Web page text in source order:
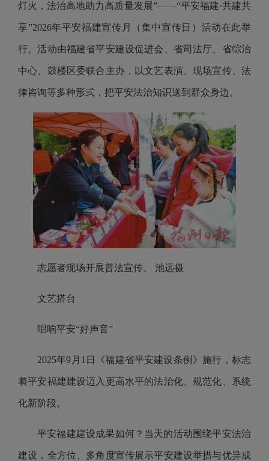
灯火，法治高地助力高质量发展”——“平安福建·共建共
享”2026年平安福建宣传月（集中宣传日）活动在此举
行。活动由福建省平安建设促进会、省司法厅、省综治
中心、鼓楼区委联合主办，以文艺表演、现场宣传、法
律咨询等多种形式，把平安法治知识送到群众身边。
志愿者现场开展普法宣传。 池远摄
文艺搭台
唱响平安“好声音”
2025年9月1日《福建省平安建设条例》施行，标志
着平安福建建设迈入更高水平的法治化、规范化、系统
化新阶段。
平安福建建设成果如何？当天的活动围绕平安法治
建设，全方位、多角度宣传展示平安建设举措与优异成